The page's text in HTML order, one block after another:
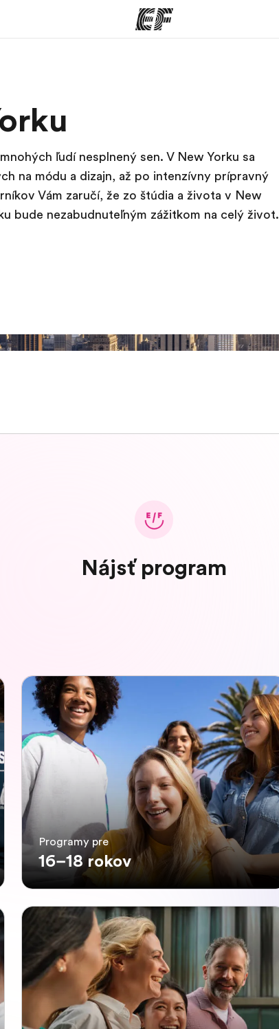
čo
ľudí nesplnený sen. V New Yorku sa
na módu a dizajn, až po intenzívny prípravný
Vám zaručí, že zo štúdia a života v New
bude nezabudnuteľným zážitkom na celý život.
Nájsť program
Programy pre
16–18 rokov